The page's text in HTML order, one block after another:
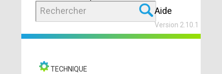
Aide
Version 2.10.1
TECHNIQUE